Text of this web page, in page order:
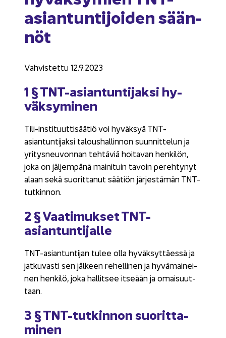
asiantuntijoiden sään­
nöt
Vah­vis­tet­tu 12.9.2023
1 § TNT-​asiantuntijaksi hy­
väk­sy­mi­nen
Tili-​instituuttisäätiö voi hy­väk­syä TNT-​
asiantuntijaksi ta­lous­hal­lin­non suun­nit­te­lun ja
yri­tys­neu­von­nan teh­tä­viä hoi­ta­van hen­ki­lön,
joka on jäl­jem­pä­nä mai­ni­tuin ta­voin pe­reh­ty­nyt
alaan sekä suo­rit­ta­nut sää­tiön jär­jes­tä­män TNT-​
tutkinnon.
2 § Vaa­ti­muk­set TNT-​
asiantuntijalle
TNT-​asiantuntijan tulee olla hy­väk­syt­täes­sä ja
jat­ku­vas­ti sen jäl­keen re­hel­li­nen ja hy­vä­mai­nei­
nen hen­ki­lö, joka hal­lit­see it­se­ään ja omai­suut­
taan.
3 § TNT-​tutkinnon suo­rit­ta­
mi­nen